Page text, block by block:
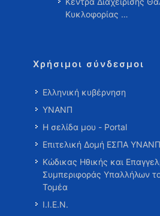
Κυκλοφορίας …
Χρήσιμοι σύνδεσμοι
Ελληνική κυβέρνηση
ΥΝΑΝΠ
Η σελίδα μου - Portal
Επιτελική Δομή ΕΣΠΑ ΥΝΑΝΠ
Κώδικας Ηθικής και
Συμπεριφοράς Υπαλλήλων
Τομέα
Ι.Ι.Ε.Ν.